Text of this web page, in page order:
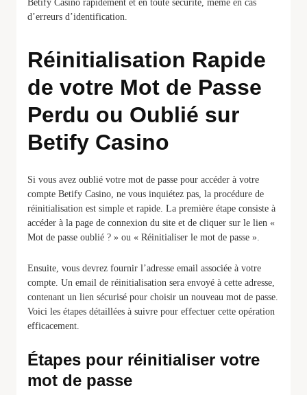
Betify Casino rapidement et en toute sécurité, même en cas
d’erreurs d’identification.
Réinitialisation Rapide
de votre Mot de Passe
Perdu ou Oublié sur
Betify Casino
Si vous avez oublié votre mot de passe pour accéder à votre
compte Betify Casino, ne vous inquiétez pas, la procédure de
réinitialisation est simple et rapide. La première étape consiste à
accéder à la page de connexion du site et de cliquer sur le lien «
Mot de passe oublié ? » ou « Réinitialiser le mot de passe ».
Ensuite, vous devrez fournir l’adresse email associée à votre
compte. Un email de réinitialisation sera envoyé à cette adresse,
contenant un lien sécurisé pour choisir un nouveau mot de passe.
Voici les étapes détaillées à suivre pour effectuer cette opération
efficacement.
Étapes pour réinitialiser votre
mot de passe